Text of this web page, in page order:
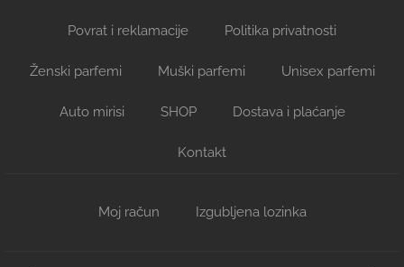
Povrat i reklamacije Politika privatnosti
Ženski parfemi Muški parfemi Unisex parfemi
Auto mirisi SHOP Dostava i plaćanje
Kontakt
Moj račun Izgubljena lozinka